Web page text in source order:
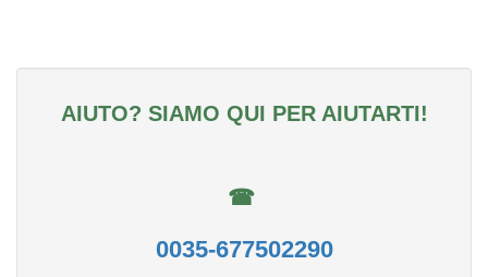
AIUTO? SIAMO QUI PER AIUTARTI!
☎
0035-677502290